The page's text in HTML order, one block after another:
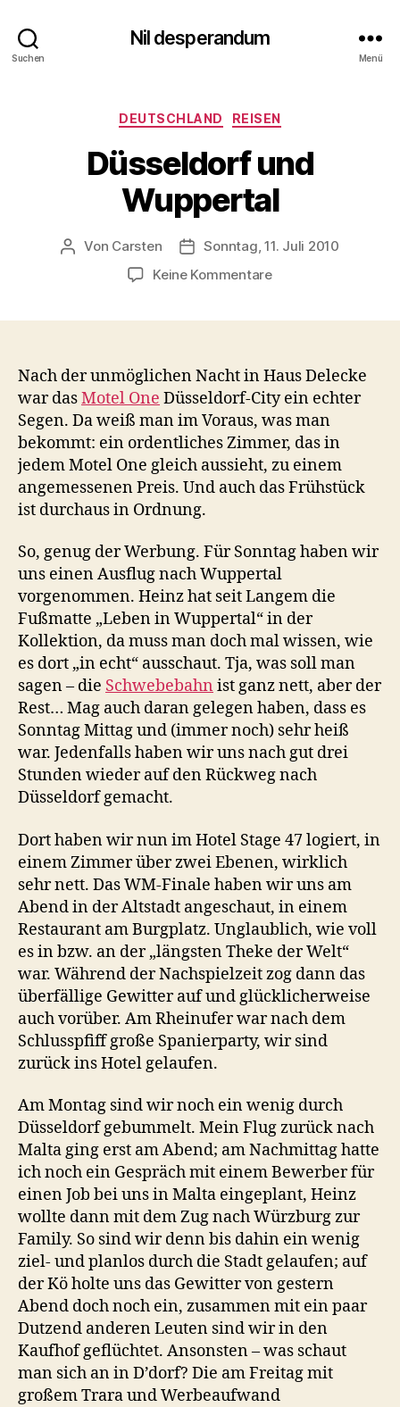
Suchen
Nil desperandum
Menü
Kategorien
DEUTSCHLAND REISEN
Düsseldorf und
Wuppertal
Beitragsautor
Von Carsten Veröffentlichungsdatum
Sonntag, 11. Juli 2010
Keine Kommentarezu
Nach der unmöglichen Nacht in Haus Delecke
war dasMotel One Düsseldorf-City ein echter
Segen. Da weiß man im Voraus, was man
bekommt: ein ordentliches Zimmer, das in
jedem Motel One gleich aussieht, zu einem
angemessenen Preis. Und auch das Frühstück
ist durchaus in Ordnung.
So, genug der Werbung. Für Sonntag haben wir
uns einen Ausflug nach Wuppertal
vorgenommen. Heinz hat seit Langem die
Fußmatte „Leben in Wuppertal“ in der
Kollektion, da muss man doch mal wissen, wie
es dort „in echt“ ausschaut. Tja, was soll man
sagen – die Schwebebahn ist ganz nett, aber der
Rest… Mag auch daran gelegen haben, dass es
Sonntag Mittag und (immer noch) sehr heiß
war. Jedenfalls haben wir uns nach gut drei
Stunden wieder auf den Rückweg nach
Düsseldorf gemacht.
Dort haben wir nun im Hotel Stage 47 logiert, in
einem Zimmer über zwei Ebenen, wirklich
sehr nett. Das WM-Finale haben wir uns am
Abend in der Altstadt angeschaut, in einem
Restaurant am Burgplatz. Unglaublich, wie voll
es in bzw. an der „längsten Theke der Welt“
war. Während der Nachspielzeit zog dann das
überfällige Gewitter auf und glücklicherweise
auch vorüber. Am Rheinufer war nach dem
Schlusspfiff große Spanierparty, wir sind
zurück ins Hotel gelaufen.
Am Montag sind wir noch ein wenig durch
Düsseldorf gebummelt. Mein Flug zurück nach
Malta ging erst am Abend; am Nachmittag hatte
ich noch ein Gespräch mit einem Bewerber für
einen Job bei uns in Malta eingeplant, Heinz
wollte dann mit dem Zug nach Würzburg zur
Family. So sind wir denn bis dahin ein wenig
ziel- und planlos durch die Stadt gelaufen; auf
der Kö holte uns das Gewitter von gestern
Abend doch noch ein, zusammen mit ein paar
Dutzend anderen Leuten sind wir in den
Kaufhof geflüchtet. Ansonsten – was schaut
man sich an in D’dorf? Die am Freitag mit
großem Trara und Werbeaufwand